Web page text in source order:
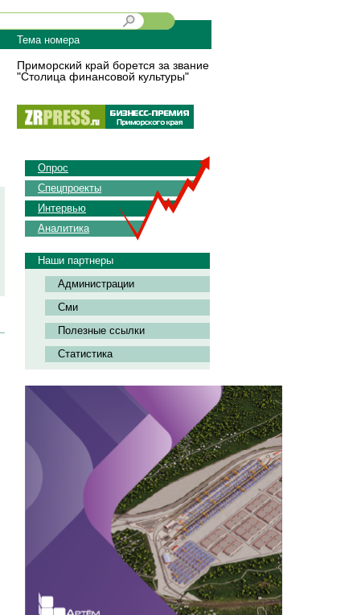
Тема номера
Приморский край борется за звание
"Столица финансовой культуры"
Опрос
Спецпроекты
Интервью
Аналитика
Наши партнеры
Администрации
Сми
Полезные ссылки
Статистика